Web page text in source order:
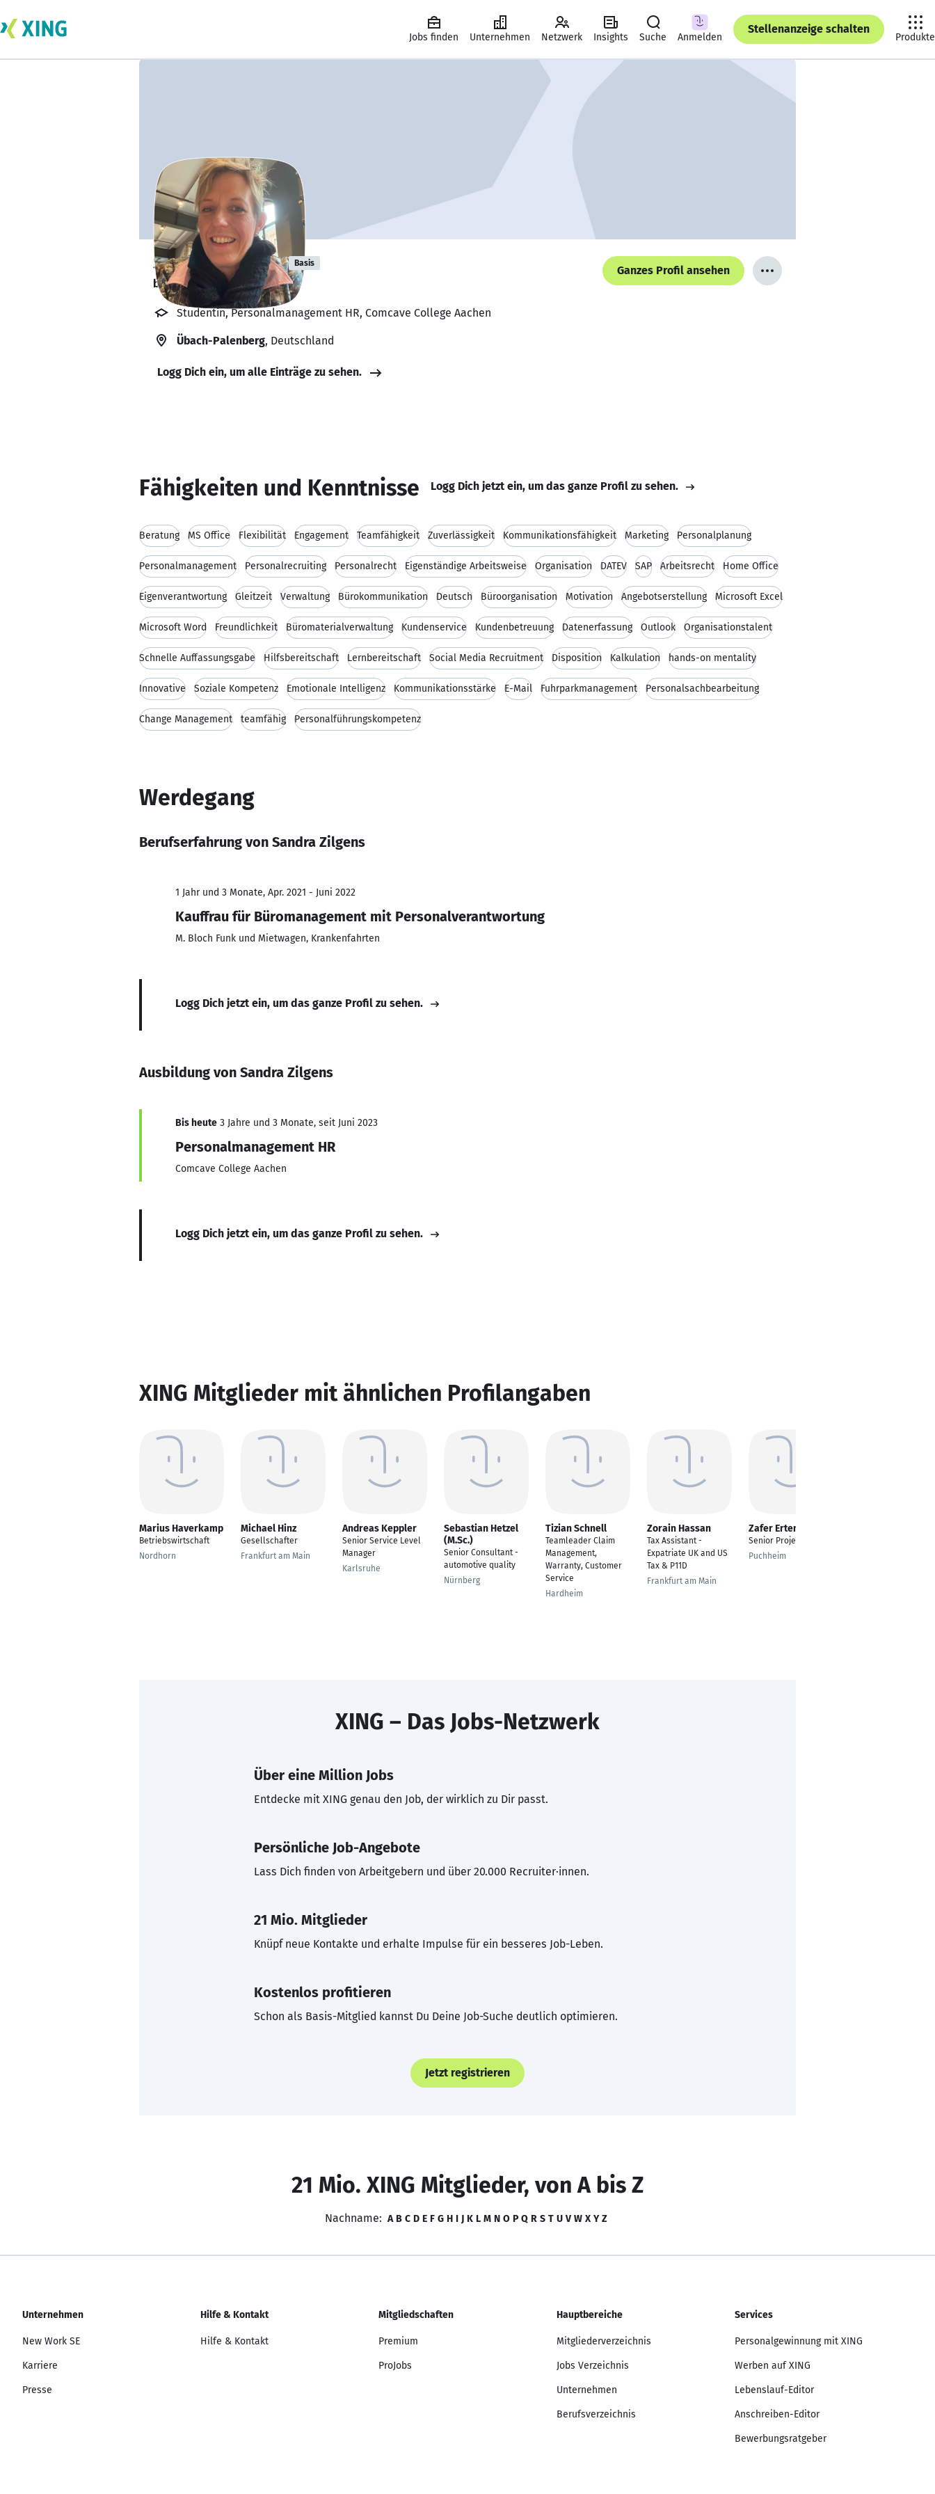
Jobs finden Unternehmen Netzwerk Insights Suche Anmelden
Stellenanzeige schalten
Produkte
Sandra Zilgens Basis
bildet sich zurzeit weiter. 🎓
Ganzes Profil ansehen
Studentin, Personalmanagement HR, Comcave College Aachen
Übach-Palenberg, Deutschland
Logg Dich ein, um alle Einträge zu sehen.
Fähigkeiten und Kenntnisse Logg Dich jetzt ein, um das ganze Profil zu sehen.
Beratung MS Office Flexibilität Engagement Teamfähigkeit Zuverlässigkeit Kommunikationsfähigkeit Marketing Personalplanung
Personalmanagement Personalrecruiting Personalrecht Eigenständige Arbeitsweise Organisation DATEV SAP Arbeitsrecht Home Office
Eigenverantwortung Gleitzeit Verwaltung Bürokommunikation Deutsch Büroorganisation Motivation Angebotserstellung Microsoft Excel
Microsoft Word Freundlichkeit Büromaterialverwaltung Kundenservice Kundenbetreuung Datenerfassung Outlook Organisationstalent
Schnelle Auffassungsgabe Hilfsbereitschaft Lernbereitschaft Social Media Recruitment Disposition Kalkulation hands-on mentality
Innovative Soziale Kompetenz Emotionale Intelligenz Kommunikationsstärke E-Mail Fuhrparkmanagement Personalsachbearbeitung
Change Management teamfähig Personalführungskompetenz
Werdegang
Berufserfahrung von Sandra Zilgens
1 Jahr und 3 Monate, Apr. 2021 - Juni 2022
Kauffrau für Büromanagement mit Personalverantwortung
M. Bloch Funk und Mietwagen, Krankenfahrten
Logg Dich jetzt ein, um das ganze Profil zu sehen.
Ausbildung von Sandra Zilgens
Bis heute 3 Jahre und 3 Monate, seit Juni 2023
Personalmanagement HR
Comcave College Aachen
Logg Dich jetzt ein, um das ganze Profil zu sehen.
XING Mitglieder mit ähnlichen Profilangaben
Marius Haverkamp
Betriebswirtschaft
Nordhorn
Michael Hinz
Gesellschafter
Frankfurt am Main
Andreas Keppler
Senior Service Level
Manager
Karlsruhe
Sebastian Hetzel
(M.Sc.)
Senior Consultant -
automotive quality
Nürnberg
Tizian Schnell
Teamleader Claim
Management,
Warranty, Customer
Service
Hardheim
Zorain Hassan
Tax Assistant -
Expatriate UK and US
Tax & P11D
Frankfurt am Main
Zafer Ertem
Senior Projektleiter
Puchheim
XING – Das Jobs-Netzwerk
Über eine Million Jobs
Entdecke mit XING genau den Job, der wirklich zu Dir passt.
Persönliche Job-Angebote
Lass Dich finden von Arbeitgebern und über 20.000 Recruiter·innen.
21 Mio. Mitglieder
Knüpf neue Kontakte und erhalte Impulse für ein besseres Job-Leben.
Kostenlos profitieren
Schon als Basis-Mitglied kannst Du Deine Job-Suche deutlich optimieren.
Jetzt registrieren
21 Mio. XING Mitglieder, von A bis Z
Nachname: A B C D E F G H I J K L M N O P Q R S T U V W X Y Z
Unternehmen
New Work SE
Karriere
Presse
Hilfe & Kontakt
Hilfe & Kontakt
Mitgliedschaften
Premium
ProJobs
Hauptbereiche
Mitgliederverzeichnis
Jobs Verzeichnis
Unternehmen
Berufsverzeichnis
Services
Personalgewinnung mit XING
Werben auf XING
Lebenslauf-Editor
Anschreiben-Editor
Bewerbungsratgeber